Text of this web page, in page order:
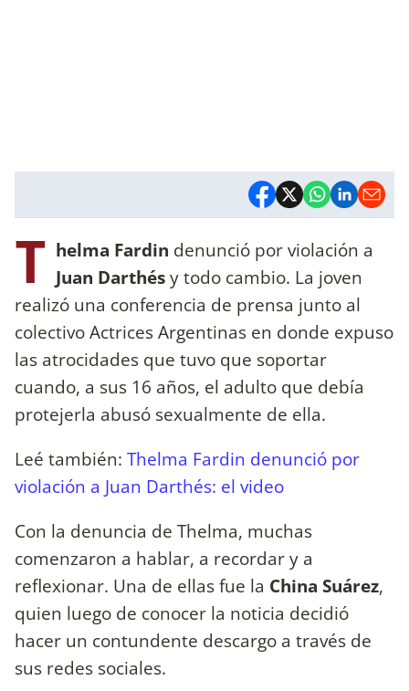
T helma Fardin denunció por violación a
Juan Darthésy todo cambio. La joven
realizó una conferencia de prensa junto al
colectivo Actrices Argentinas en donde expuso
las atrocidades que tuvo que soportar
cuando, a sus 16 años, el adulto que debía
protejerla abusó sexualmente de ella.
Leé también: Thelma Fardin denunció por
violación a Juan Darthés: el video
Con la denuncia de Thelma, muchas
comenzaron a hablar, a recordar y a
reflexionar. Una de ellas fue la China Suárez,
quien luego de conocer la noticia decidió
hacer un contundente descargo a través de
sus redes sociales.